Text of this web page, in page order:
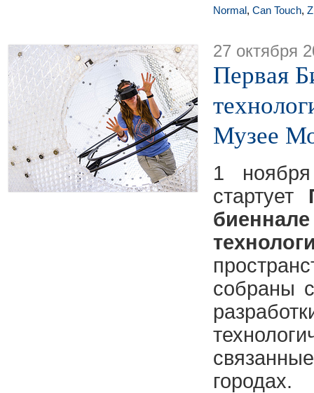
Normal, Can Touch,
27 октября
Первая
Музее
1
стартует
собраны
городах.